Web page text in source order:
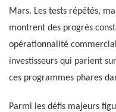
Mars. Les tests répétés,
montrent des progrès
opérationnalité
investisseurs qui parient
ces programmes phares
Parmi les défis majeurs